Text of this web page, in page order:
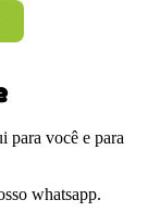
para você e para
whatsapp.